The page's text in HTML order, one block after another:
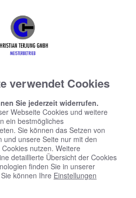
verwendet Cookies
Sie jederzeit widerrufen.
Webseite Cookies und weitere
ein bestmögliches
Sie können das Setzen von
und unsere Seite nur mit den
nutzen. Weitere
detaillierte Übersicht der Cookies
finden Sie in unserer
können Ihre Einstellungen